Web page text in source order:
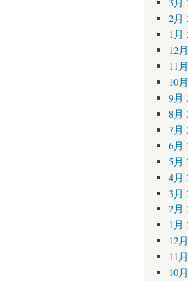
3月
2月
1月
12
11
10
9月
8月
7月
6月
5月
4月
3月
2月
1月
12
11
10